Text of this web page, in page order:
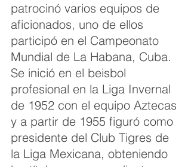
patrocinó varios equipos de
aficionados, uno de ellos
participó en el Campeonato
Mundial de La Habana, Cuba.
Se inició en el beisbol
profesional en la Liga Invernal
de 1952 con el equipo Aztecas
y a partir de 1955 figuró como
presidente del Club Tigres de
la Liga Mexicana, obteniendo